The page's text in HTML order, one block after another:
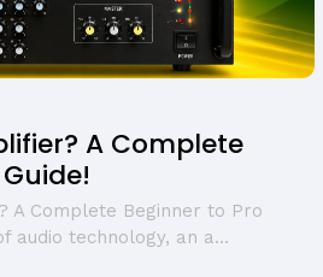
A Complete
A Complete Beginner to Pro
audio technology, an a...